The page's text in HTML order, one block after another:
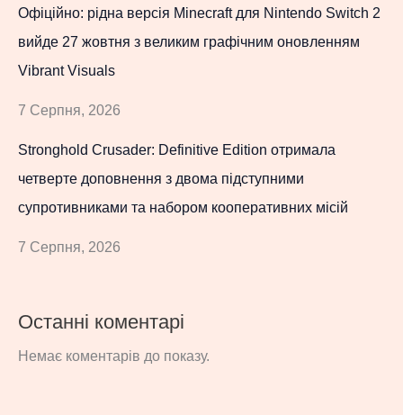
Офіційно: рідна версія Minecraft для Nintendo Switch 2
вийде 27 жовтня з великим графічним оновленням
Vibrant Visuals
7 Серпня, 2026
Stronghold Crusader: Definitive Edition отримала
четверте доповнення з двома підступними
супротивниками та набором кооперативних місій
7 Серпня, 2026
Останні коментарі
Немає коментарів до показу.